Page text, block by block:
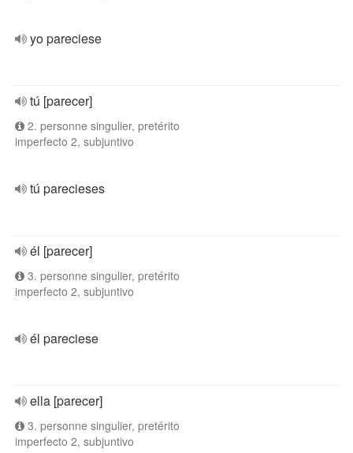
yo pareciese
tú [parecer]
2. personne singulier, pretérito
imperfecto 2, subjuntivo
tú parecieses
él [parecer]
3. personne singulier, pretérito
imperfecto 2, subjuntivo
él pareciese
ella [parecer]
3. personne singulier, pretérito
imperfecto 2, subjuntivo